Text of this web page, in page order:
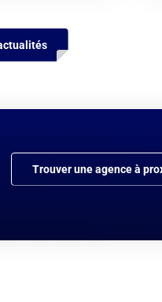
Trouver une agence à